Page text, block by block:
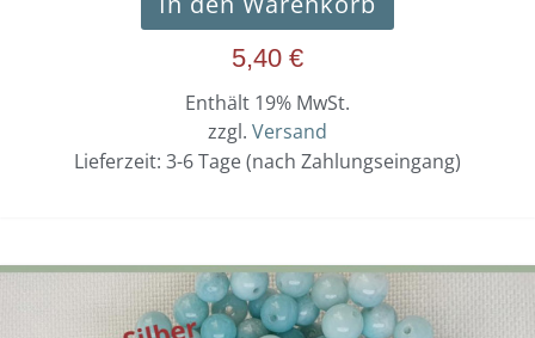
5,40 €
Enthält 19% MwSt.
zzgl. Versand
Lieferzeit: 3-6 Tage (nach Zahlungseingang)